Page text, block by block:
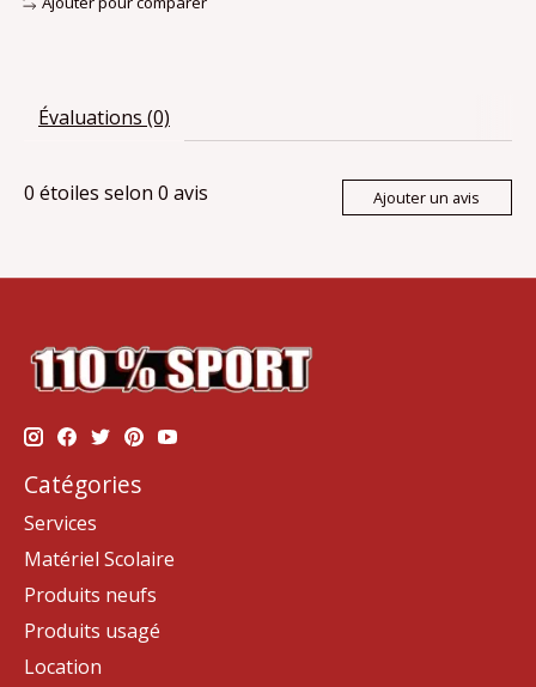
Évaluations (0)
0 étoiles selon 0 avis Ajouter un avis
Catégories
Services
Matériel Scolaire
Produits neufs
Produits usagé
Location